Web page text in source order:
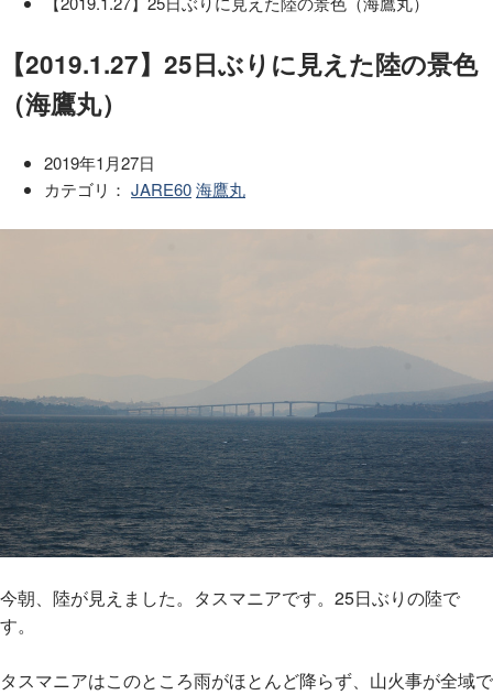
【2019.1.27】25日ぶりに見えた陸の景色
（海鷹丸）
2019年1月27日
カテゴリ： JARE60海鷹丸
今朝、陸が見えました。タスマニアです。25日ぶりの陸で
す。
タスマニアはこのところ雨がほとんど降らず、山火事が全域で